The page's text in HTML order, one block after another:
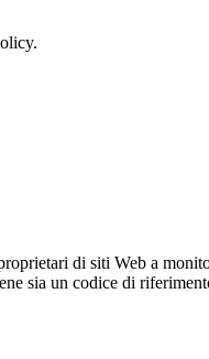
di siti Web a
sia un codice di